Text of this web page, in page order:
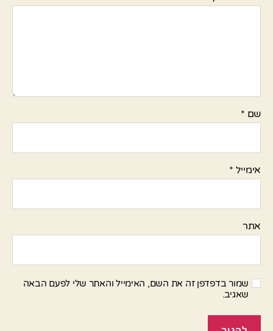
שם *
אימייל *
אתר
שמור בדפדפן זה את השם, האימייל והאתר שלי לפעם הבאה
שאגיב.